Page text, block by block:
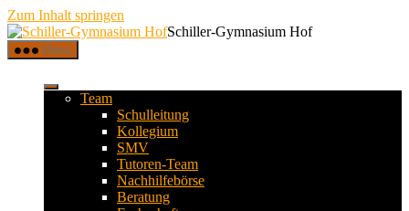
Zum Inhalt springen
Schiller-Gymnasium Hof
Menü
Team
Schulleitung
Kollegium
SMV
Tutoren-Team
Nachhilfebörse
Beratung